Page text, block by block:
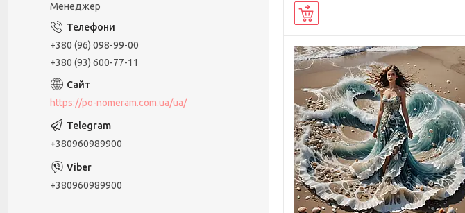
Менеджер
+380 (96) 098-99-00
+380 (93) 600-77-11
https://po-nomeram.com.ua/ua/
+380960989900
+380960989900